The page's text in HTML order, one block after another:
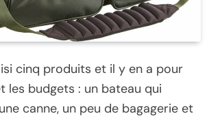
cinq produits et il y en a pour
les budgets : un bateau qui
canne, un peu de bagagerie et